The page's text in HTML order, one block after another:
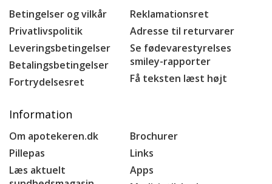
Betingelser og vilkår
Privatlivspolitik
Leveringsbetingelser
Betalingsbetingelser
Fortrydelsesret
Reklamationsret
Adresse til returvarer
Se fødevarestyrelses
smiley-rapporter
Få teksten læst højt
Information
Om apotekeren.dk
Pillepas
Læs aktuelt
Brochurer
Links
Apps